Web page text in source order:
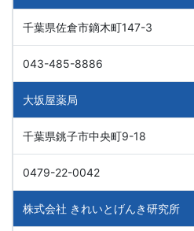
千葉県佐倉市鏑木町147-3
043-485-8886
大坂屋薬局
千葉県銚子市中央町9-18
0479-22-0042
株式会社 きれいとげんき研究所